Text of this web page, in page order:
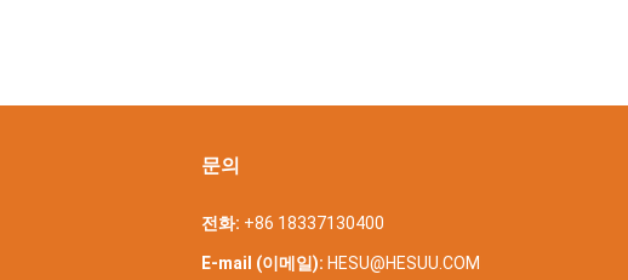
문의
전화: +86 18337130400
E-mail (이메일): HESU@HESUU.COM